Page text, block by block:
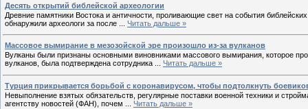
Десять открытий библейской археологии
Древние памятники Востока и античности, проливающие свет на события
обнаружили археологи за после
Читать дальше »
Массовое вымирание в мезозойской эре произошло из-за вулканов
Вулканы были признаны основными виновниками массового вымирания, которое
вулканов, была подтверждена сотрудника
Читать дальше »
Турция прикрывается борьбой с коронавирусом, чтобы подтолкнуть
Невыполнение взятых обязательств, регулярные поставки военной техники и
агентству новостей (ФАН), почем
Читать дальше »